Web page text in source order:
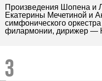
Произведения Шопена и
Екатерины Мечетиной и
симфонического
филармонии, дирижер —